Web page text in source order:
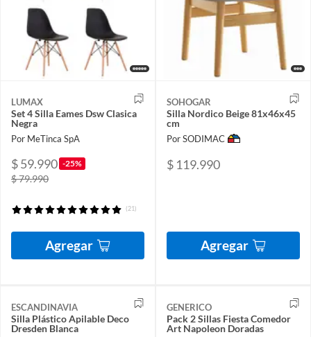
LUMAX
Set 4 Silla Eames Dsw Clasica
Negra
Por MeTinca SpA
$ 59.990 -25%
$ 79.990
(21)
Agregar
SOHOGAR
Silla Nordico Beige 81x46x45
cm
Por SODIMAC
$ 119.990
Agregar
ESCANDINAVIA
Silla Plástico Apilable Deco
Dresden Blanca
GENERICO
Pack 2 Sillas Fiesta Comedor
Art Napoleon Doradas